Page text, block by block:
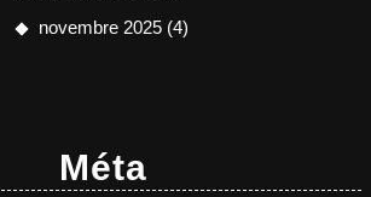
novembre 2025 (4)
Méta